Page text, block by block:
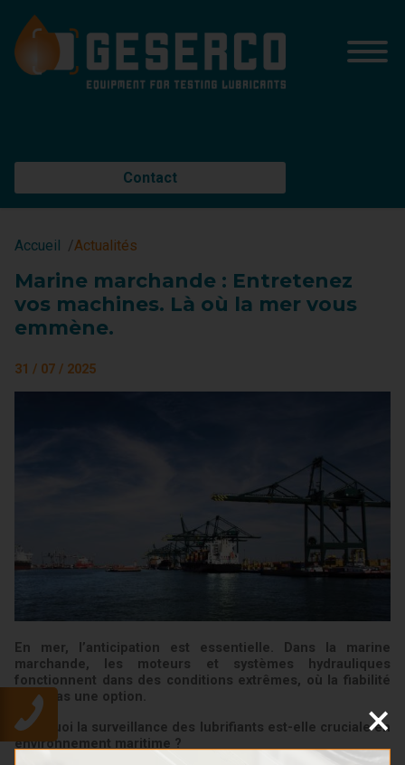
Contact
Accueil Actualités
Marine marchande : Entretenez
vos machines. Là où la mer vous
emmène.
31 / 07 / 2025
En mer, l’anticipation est essentielle. Dans la marine
marchande, les moteurs et systèmes hydrauliques
fonctionnent dans des conditions extrêmes, où la fiabilité
n’est pas une option.
Pourquoi la surveillance des lubrifiants est-elle cruciale en
environnement maritime ?
×